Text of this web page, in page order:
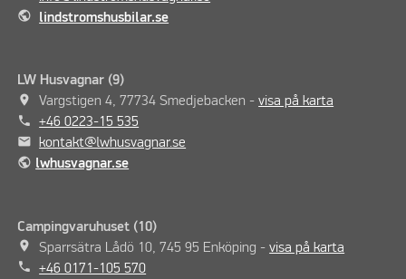
public
lindstromshusbilar.se
LW Husvagnar (9)
place
Vargstigen 4, 77734 Smedjebacken -visa på karta
phone
+46 0223-15 535
mail
kontakt@lwhusvagnar.se
public lwhusvagnar.se
Campingvaruhuset (10)
place
Sparrsätra Lådö 10, 745 95 Enköping -visa på karta
phone
+46 0171-105 570